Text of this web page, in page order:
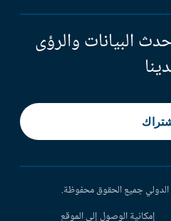
البيانات والرؤى
إمكانية الوصول إلى الموقع